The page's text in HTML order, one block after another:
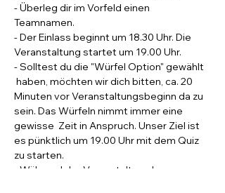
- Überleg dir im Vorfeld einen
Teamnamen.
- Der Einlass beginnt um 18.30 Uhr. Die
Veranstaltung startet um 19.00 Uhr.
- Solltest du die "Würfel Option" gewählt
haben, möchten wir dich bitten, ca. 20
Minuten vor Veranstaltungsbeginn da zu
sein. Das Würfeln nimmt immer eine
gewisse  Zeit in Anspruch. Unser Ziel ist
es pünktlich um 19.00 Uhr mit dem Quiz
zu starten.
- Während der Veranstaltung kann